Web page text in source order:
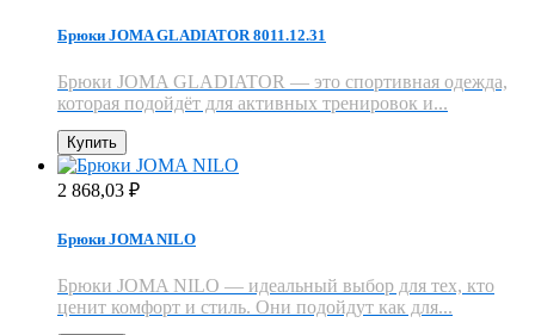
Брюки JOMA GLADIATOR 8011.12.31
Брюки JOMA GLADIATOR — это спортивная одежда,
которая подойдёт для активных тренировок и...
Купить
2 868,03 ₽
Брюки JOMA NILO
Брюки JOMA NILO — идеальный выбор для тех, кто
ценит комфорт и стиль. Они подойдут как для...